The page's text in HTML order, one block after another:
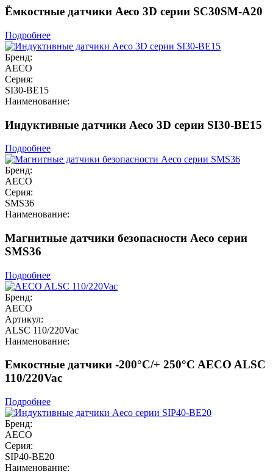
Ёмкостные датчики Aeco 3D серии SC30SM-A20
Подробнее
Бренд:
AECO
Серия:
SI30-BE15
Наименование:
Индуктивные датчики Aeco 3D серии SI30-BE15
Подробнее
Бренд:
AECO
Серия:
SMS36
Наименование:
Магнитные датчики безопасности Aeco серии
SMS36
Подробнее
Бренд:
AECO
Артикул:
ALSC 110/220Vac
Наименование:
Емкостные датчики -200°C/+ 250°C AECO ALSC
110/220Vac
Подробнее
Бренд:
AECO
Серия:
SIP40-BE20
Наименование: